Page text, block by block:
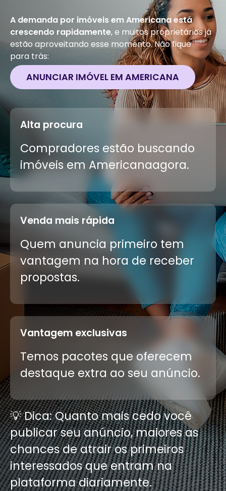
A demanda por imóveis emAmericanaestá
crescendo rapidamente, e muitos proprietários já
estão aproveitando esse momento. Não fique
para trás:
ANUNCIAR IMÓVEL EM AMERICANA
Alta procura
Compradores estão buscando
imóveis em Americanaagora.
Venda mais rápida
Quem anuncia primeiro tem
vantagem na hora de receber
propostas.
Vantagem exclusivas
Temos pacotes que oferecem
destaque extra ao seu anúncio.
💡 Dica: Quanto mais cedo você
publicar seu anúncio, maiores as
chances de atrair os primeiros
interessados que entram na
plataforma diariamente.